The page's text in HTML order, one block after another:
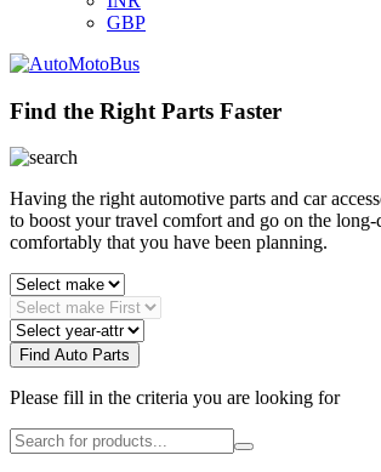
GBP
Find the Right Parts Faster
Having the right automotive parts and car
to boost your travel comfort and go on the long-
comfortably that you have been planning.
Find Auto Parts
Please fill in the criteria you are looking for